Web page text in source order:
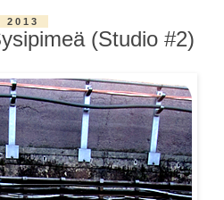
(Studio #2)